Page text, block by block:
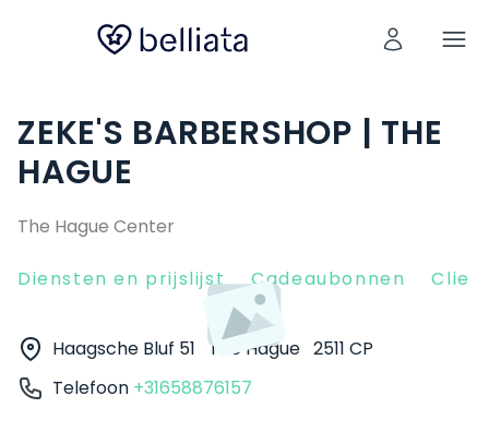
ZEKE'S BARBERSHOP | THE
HAGUE
The Hague Center
Diensten en prijslijst Cadeaubonnen
Haagsche Bluf 51 The Hague 2511 CP
Telefoon +31658876157